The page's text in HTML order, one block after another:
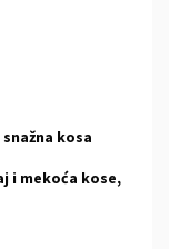
kosa
i mekoća kose,